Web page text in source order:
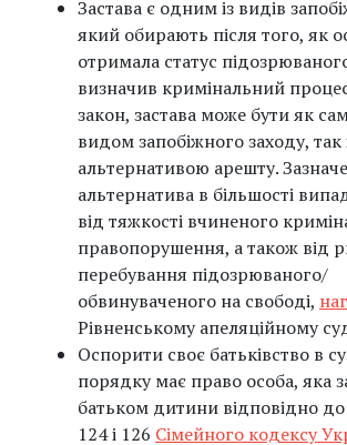
Застава є одним із видів
який обирають після того, як
отримала статус
визначив кримінальний
закон, застава може бути як
видом запобіжного заходу, так
альтернативою арешту.
альтернатива в більшості
від тяжкості вчиненого
правопорушення, а також від
перебування підозрюваного/
обвинуваченого на свободі,
Рівненському апеляційному
Оспорити своє батьківство в
порядку має право особа, яка
батьком дитини відповідно до
124 і 126 Сімейного кодексу